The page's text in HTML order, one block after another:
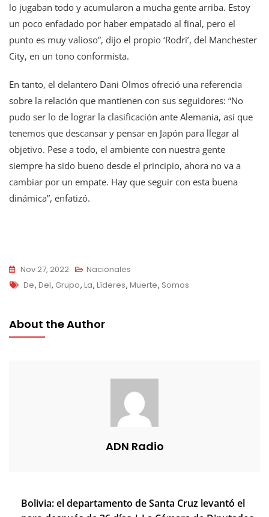
lo jugaban todo y acumularon a mucha gente arriba. Estoy
un poco enfadado por haber empatado al final, pero el
punto es muy valioso”, dijo el propio ‘Rodri’, del Manchester
City, en un tono conformista.
En tanto, el delantero Dani Olmos ofreció una referencia
sobre la relación que mantienen con sus seguidores: “No
pudo ser lo de lograr la clasificación ante Alemania, así que
tenemos que descansar y pensar en Japón para llegar al
objetivo. Pese a todo, el ambiente con nuestra gente
siempre ha sido bueno desde el principio, ahora no va a
cambiar por un empate. Hay que seguir con esta buena
dinámica”, enfatizó.
Nov 27, 2022
Nacionales
Tags
De, Del, Grupo, La, Líderes, Muerte, Somos
About the Author
ADN Radio
Navegación
Bolivia: el departamento de Santa Cruz levantó el